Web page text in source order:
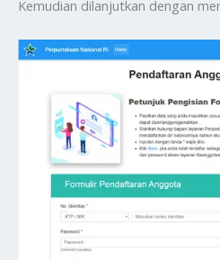
Kemudian dilanjutkan dengan